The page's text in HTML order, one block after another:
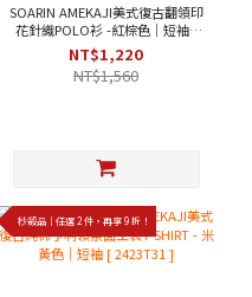
SOARIN AMEKAJI美式復古翻領印
花針織POLO衫 -紅棕色｜短袖 [
2522P34 ]
NT$1,220
NT$1,560
秒殺品｜任選 2 件，再享 9 折！